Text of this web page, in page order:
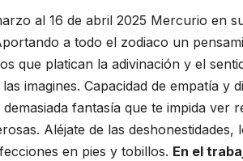
al 16 de abril 2025 Mercurio en
a todo el zodiaco un
que platican la adivinación y el
imagines. Capacidad de empatía
fantasía que te impida ver
Aléjate de las
en pies y tobillos. En el